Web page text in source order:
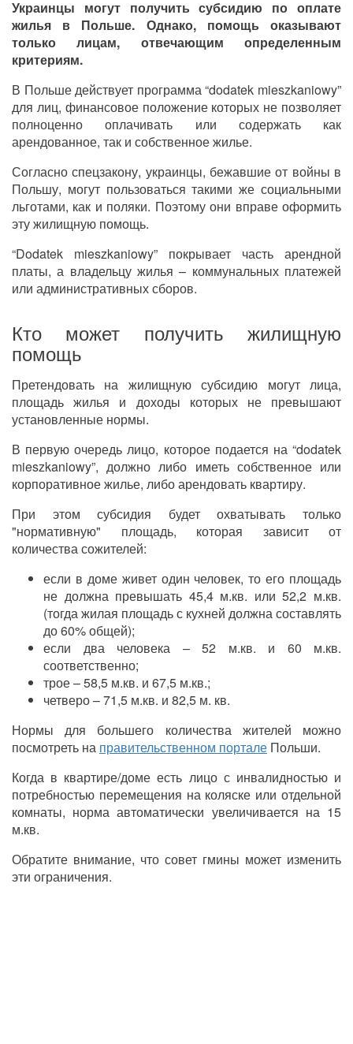
Украинцы могут получить субсидию по оплате
жилья в Польше. Однако, помощь оказывают
только лицам, отвечающим определенным
критериям.
В Польше действует программа “dodatek mieszkaniowy”
для лиц, финансовое положение которых не позволяет
полноценно оплачивать или содержать как
арендованное, так и собственное жилье.
Согласно спецзакону, украинцы, бежавшие от войны в
Польшу, могут пользоваться такими же социальными
льготами, как и поляки. Поэтому они вправе оформить
эту жилищную помощь.
“Dodatek mieszkaniowy” покрывает часть арендной
платы, а владельцу жилья – коммунальных платежей
или административных сборов.
Кто может получить жилищную
помощь
Претендовать на жилищную субсидию могут лица,
площадь жилья и доходы которых не превышают
установленные нормы.
В первую очередь лицо, которое подается на “dodatek
mieszkaniowy”, должно либо иметь собственное или
корпоративное жилье, либо арендовать квартиру.
При этом субсидия будет охватывать только
"нормативную" площадь, которая зависит от
количества сожителей:
если в доме живет один человек, то его площадь
не должна превышать 45,4 м.кв. или 52,2 м.кв.
(тогда жилая площадь с кухней должна составлять
до 60% общей);
если два человека – 52 м.кв. и 60 м.кв.
соответственно;
трое – 58,5 м.кв. и 67,5 м.кв.;
четверо – 71,5 м.кв. и 82,5 м. кв.
Нормы для большего количества жителей можно
посмотреть на правительственном портале Польши.
Когда в квартире/доме есть лицо с инвалидностью и
потребностью перемещения на коляске или отдельной
комнаты, норма автоматически увеличивается на 15
м.кв.
Обратите внимание, что совет гмины может изменить
эти ограничения.